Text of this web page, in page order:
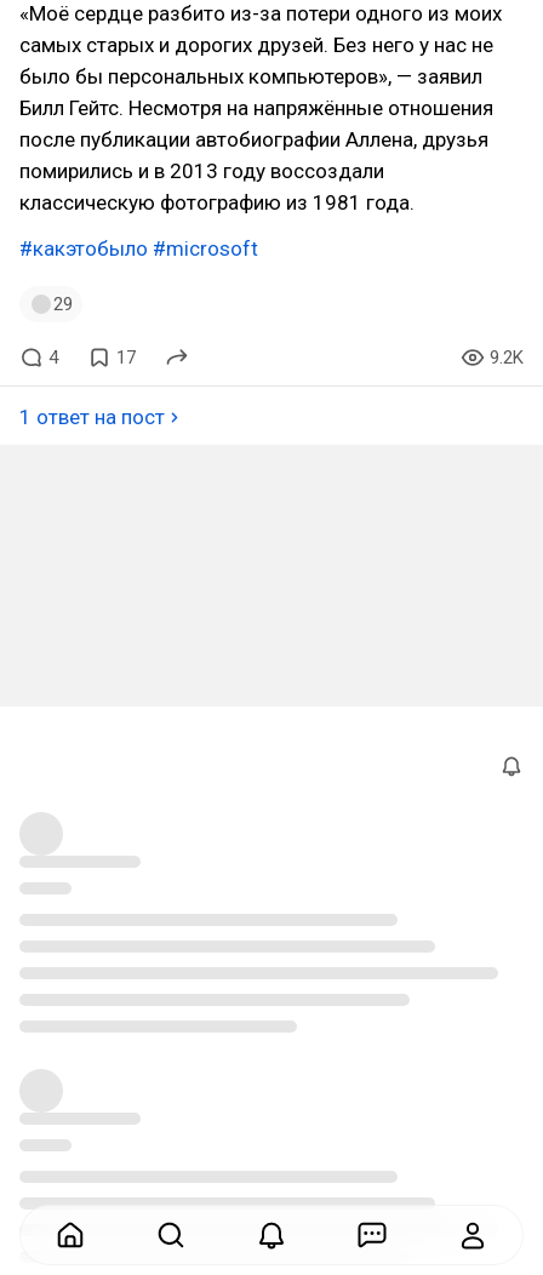
«Моё сердце разбито из-за потери одного из моих
самых старых и дорогих друзей. Без него у нас не
было бы персональных компьютеров», — заявил
Билл Гейтс. Несмотря на напряжённые отношения
после публикации автобиографии Аллена, друзья
помирились и в 2013 году воссоздали
классическую фотографию из 1981 года.
#какэтобыло #microsoft
29
4 17 9.2K
1 ответ на пост